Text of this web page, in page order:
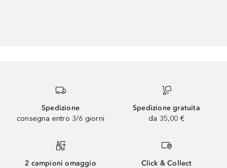
Spedizione
consegna entro 3/6 giorni
Spedizione gratuita
da 35,00 €
2 campioni omaggio
Click & Collect